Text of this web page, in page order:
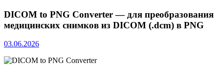
DICOM to PNG Converter — для преобразования
медицинских снимков из DICOM (.dcm) в PNG
03.06.2026